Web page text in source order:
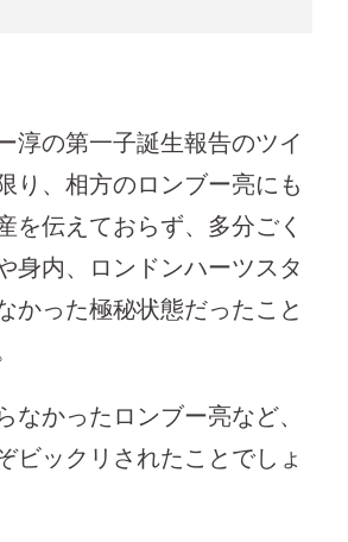
淳の第一子誕生報告のツイ
り、相方のロンブー亮にも
を伝えておらず、多分ごく
身内、ロンドンハーツスタ
かった極秘状態だったこと
なかったロンブー亮など、
ビックリされたことでしょ